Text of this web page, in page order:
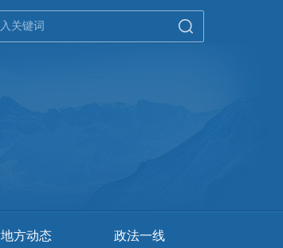
地方动态 政法一线